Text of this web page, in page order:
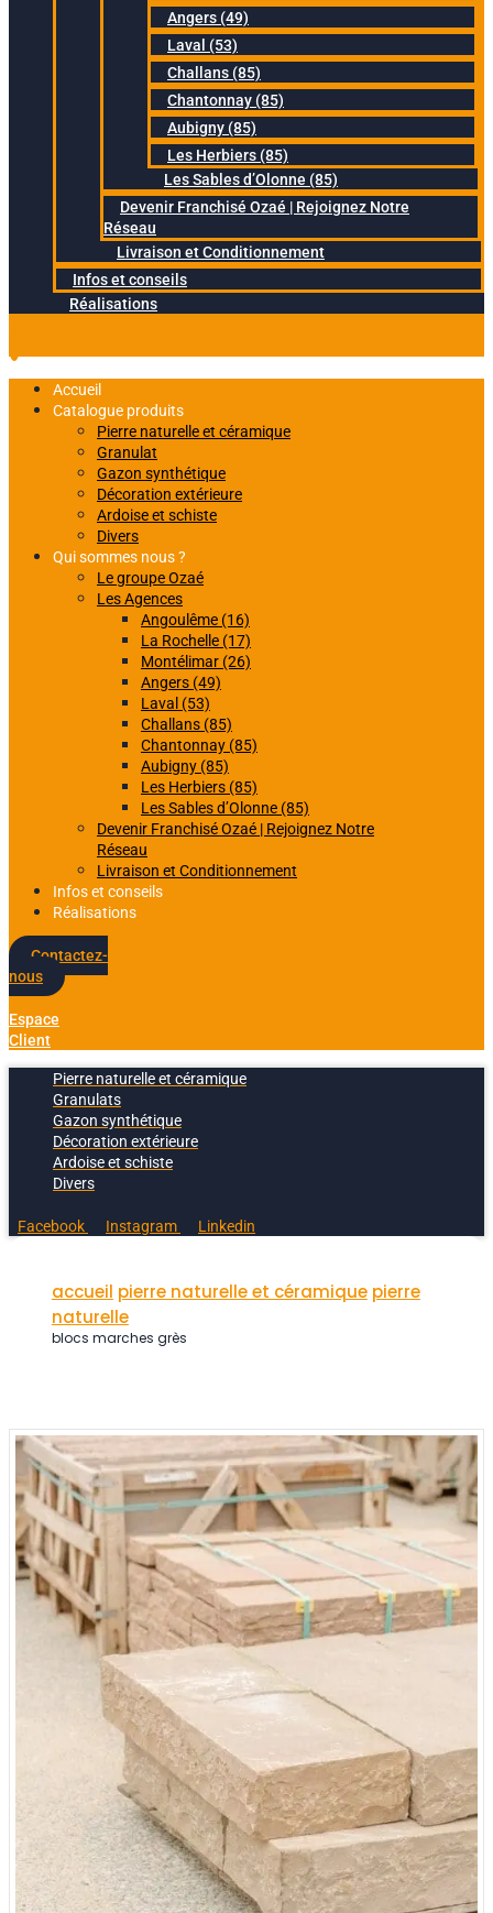
Angers (49)
Laval (53)
Challans (85)
Chantonnay (85)
Aubigny (85)
Les Herbiers (85)
Les Sables d’Olonne (85)
Devenir Franchisé Ozaé | Rejoignez Notre
Réseau
Livraison et Conditionnement
Infos et conseils
Réalisations
Accueil
Catalogue produits
Pierre naturelle et céramique
Granulat
Gazon synthétique
Décoration extérieure
Ardoise et schiste
Divers
Qui sommes nous ?
Le groupe Ozaé
Les Agences
Angoulême (16)
La Rochelle (17)
Montélimar (26)
Angers (49)
Laval (53)
Challans (85)
Chantonnay (85)
Aubigny (85)
Les Herbiers (85)
Les Sables d’Olonne (85)
Devenir Franchisé Ozaé | Rejoignez Notre
Réseau
Livraison et Conditionnement
Infos et conseils
Réalisations
Contactez-
nous
Espace
Client
Pierre naturelle et céramique
Granulats
Gazon synthétique
Décoration extérieure
Ardoise et schiste
Divers
Facebook Instagram Linkedin
accueil pierre naturelle et céramique pierre
naturelle
blocs marches grès